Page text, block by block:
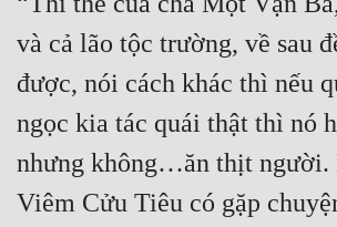
và cả lão tộc trường, về sau
được, nói cách khác thì nếu
ngọc kia tác quái thật thì nó
nhưng không…ăn thịt người.
Viêm Cửu Tiêu có gặp